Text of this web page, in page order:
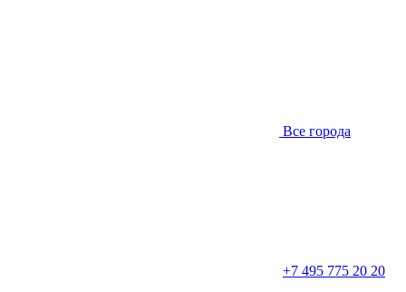
Все города
+7 495 775 20 20